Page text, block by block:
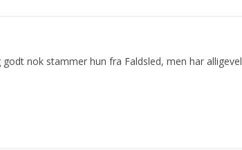
nok stammer hun fra Faldsled, men har alligevel